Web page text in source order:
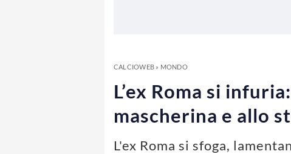
CALCIOWEB» MONDO
L’ex Roma si
mascherina e allo
L'ex Roma si sfoga,